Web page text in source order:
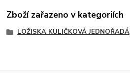
Zboží zařazeno v kategoriích
LOŽISKA KULIČKOVÁ JEDNOŘADÁ